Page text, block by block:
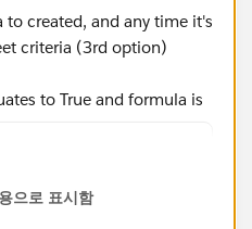
to created, and any time it's
criteria (3rd option)
to True and formula is
으로 표시함